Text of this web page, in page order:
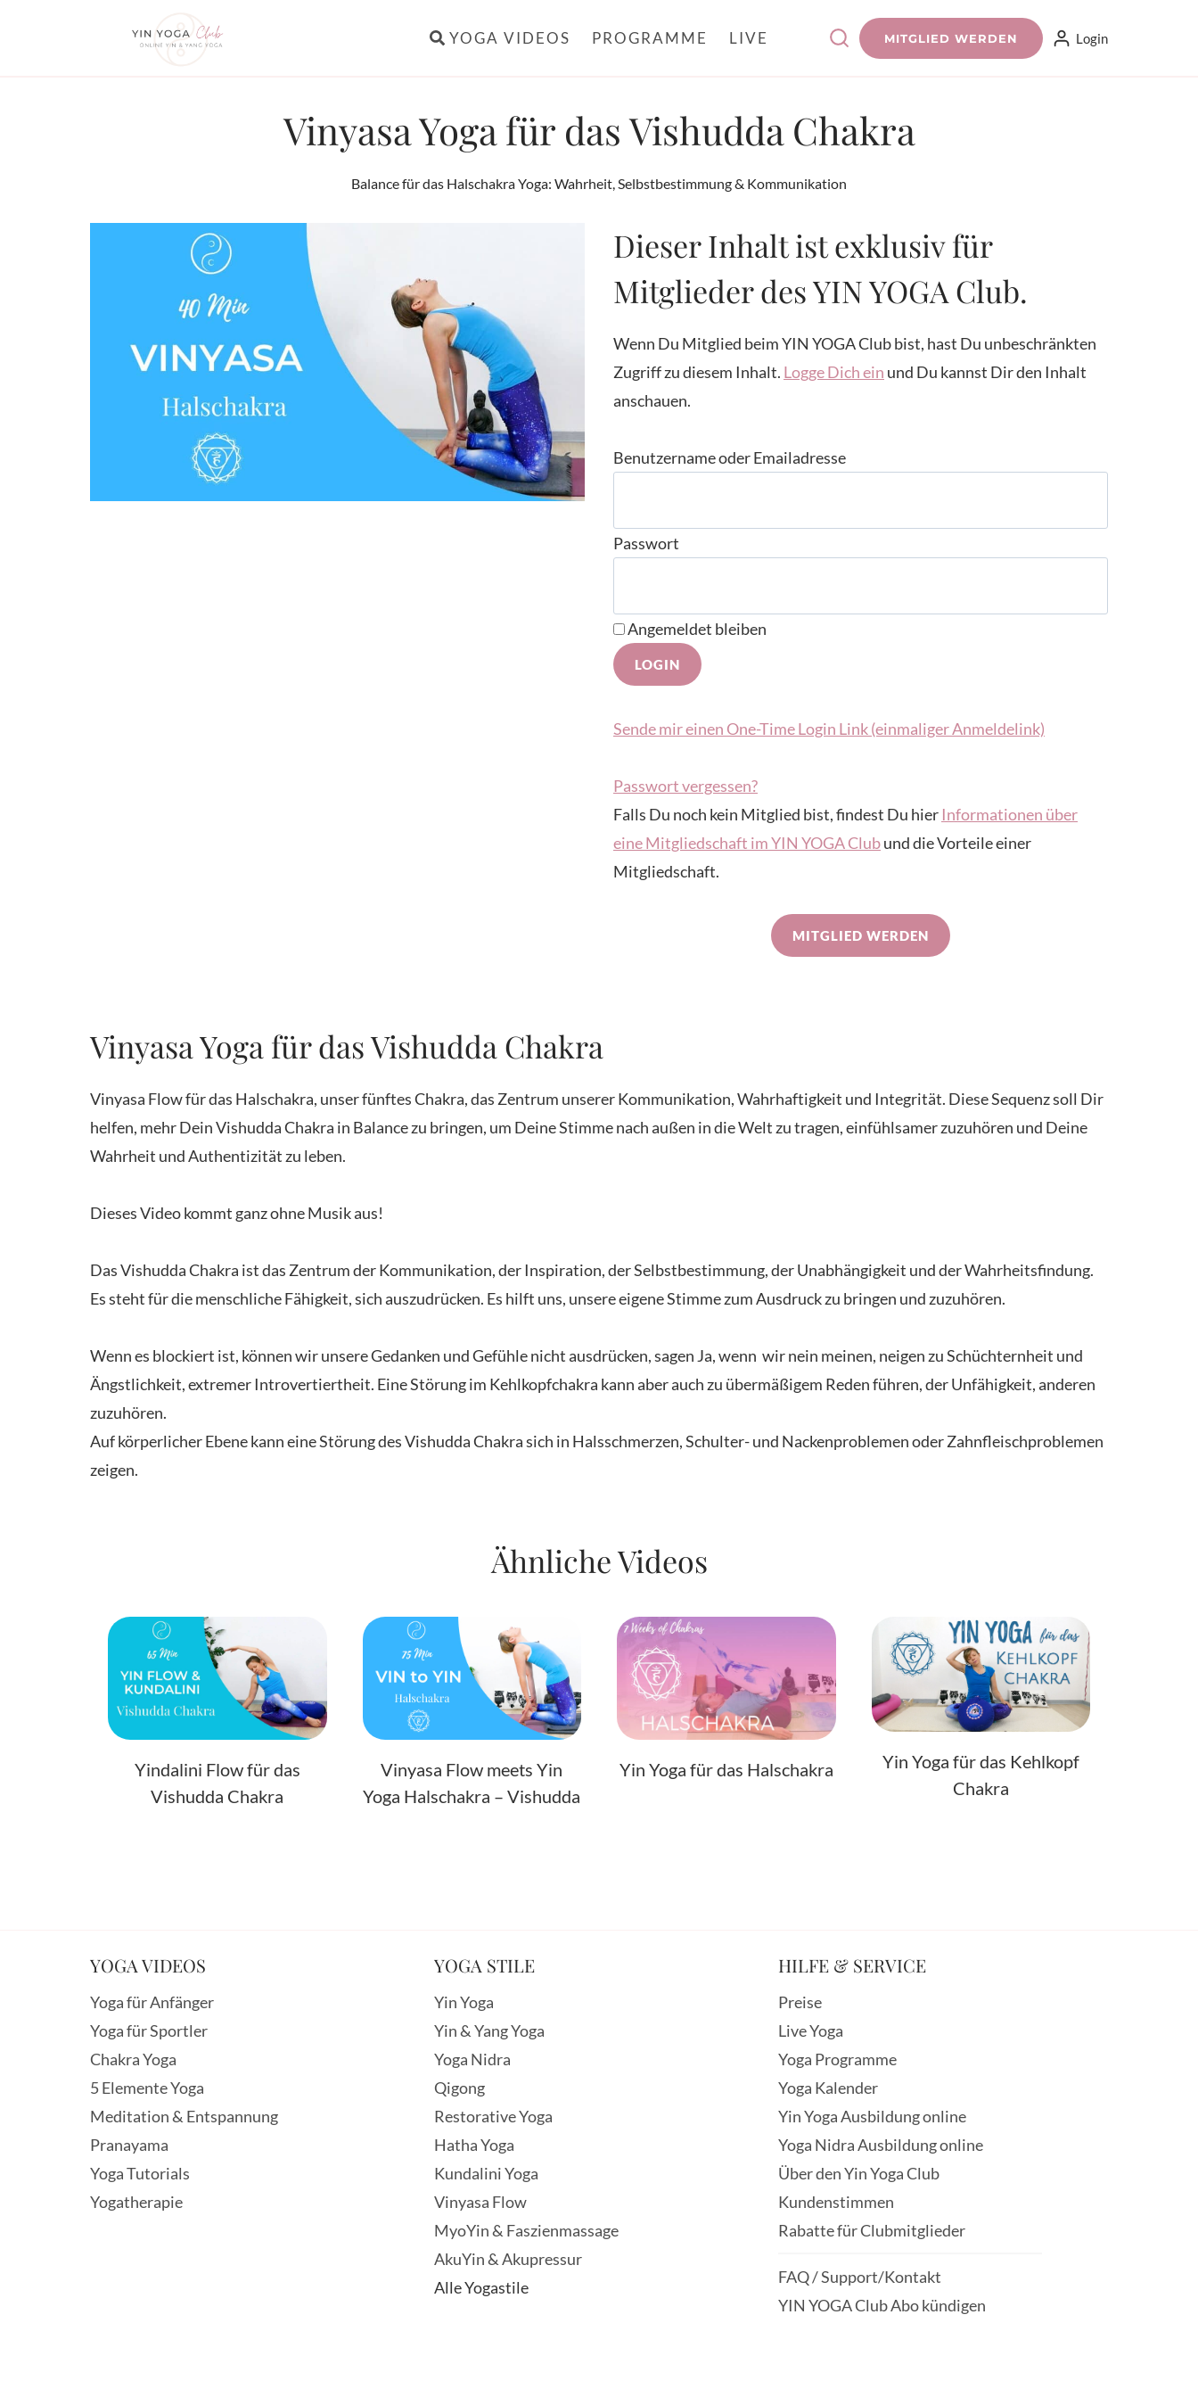
YOGA VIDEOS PROGRAMME LIVE MITGLIED WERDEN Login
Vinyasa Yoga für das Vishudda Chakra
Balance für das Halschakra Yoga: Wahrheit, Selbstbestimmung & Kommunikation
Dieser Inhalt ist exklusiv für
Mitglieder des YIN YOGA Club.
Wenn Du Mitglied beim YIN YOGA Club bist, hast Du unbeschränkten
Zugriff zu diesem Inhalt. Logge Dich ein und Du kannst Dir den Inhalt
anschauen.
Benutzername oder Emailadresse
Passwort
Angemeldet bleiben
Sende mir einen One-Time Login Link (einmaliger Anmeldelink)
Passwort vergessen?
Falls Du noch kein Mitglied bist, findest Du hier Informationen über
eine Mitgliedschaft im YIN YOGA Clubund die Vorteile einer
Mitgliedschaft.
MITGLIED WERDEN
Vinyasa Yoga für das Vishudda Chakra
Vinyasa Flow für das Halschakra, unser fünftes Chakra, das Zentrum unserer Kommunikation, Wahrhaftigkeit und Integrität. Diese Sequenz soll Dir
helfen, mehr Dein Vishudda Chakra in Balance zu bringen, um Deine Stimme nach außen in die Welt zu tragen, einfühlsamer zuzuhören und Deine
Wahrheit und Authentizität zu leben.
Dieses Video kommt ganz ohne Musik aus!
Das Vishudda Chakra ist das Zentrum der Kommunikation, der Inspiration, der Selbstbestimmung, der Unabhängigkeit und der Wahrheitsfindung.
Es steht für die menschliche Fähigkeit, sich auszudrücken. Es hilft uns, unsere eigene Stimme zum Ausdruck zu bringen und zuzuhören.
Wenn es blockiert ist, können wir unsere Gedanken und Gefühle nicht ausdrücken, sagen Ja, wenn wir nein meinen, neigen zu Schüchternheit und
Ängstlichkeit, extremer Introvertiertheit. Eine Störung im Kehlkopfchakra kann aber auch zu übermäßigem Reden führen, der Unfähigkeit, anderen
zuzuhören.
Auf körperlicher Ebene kann eine Störung des Vishudda Chakra sich in Halsschmerzen, Schulter- und Nackenproblemen oder Zahnfleischproblemen
zeigen.
Ähnliche Videos
Yindalini Flow für das
Vishudda Chakra
Vinyasa Flow meets Yin
Yoga Halschakra – Vishudda
Yin Yoga für das Halschakra
Yin Yoga für das Kehlkopf
Chakra
YOGA VIDEOS
Yoga für Anfänger
Yoga für Sportler
Chakra Yoga
5 Elemente Yoga
Meditation & Entspannung
Pranayama
Yoga Tutorials
Yogatherapie
YOGA STILE
Yin Yoga
Yin & Yang Yoga
Yoga Nidra
Qigong
Restorative Yoga
Hatha Yoga
Kundalini Yoga
Vinyasa Flow
MyoYin & Faszienmassage
AkuYin & Akupressur
Alle Yogastile
HILFE & SERVICE
Preise
Live Yoga
Yoga Programme
Yoga Kalender
Yin Yoga Ausbildung online
Yoga Nidra Ausbildung online
Über den Yin Yoga Club
Kundenstimmen
Rabatte für Clubmitglieder
FAQ / Support/Kontakt
YIN YOGA Club Abo kündigen